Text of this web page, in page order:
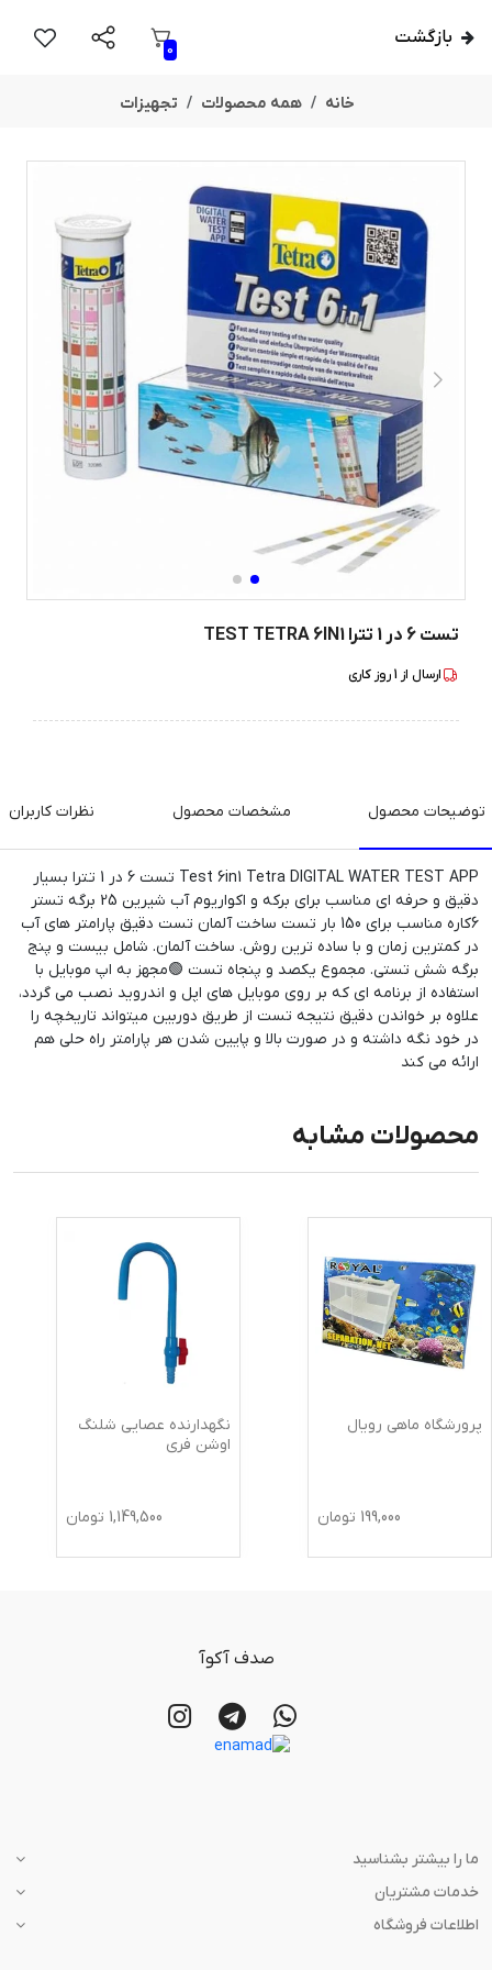
بازگشت
0
خانه همه محصولات تجهیزات
تست 6 در 1 تترا TEST TETRA 6IN1
ارسال از 1روز کاری
توضیحات محصول مشخصات محصول نظرات کاربران
Test 6in1 Tetra DIGITAL WATER TEST APP تست 6 در 1 تترا بسیار
دقیق و حرفه ای مناسب برای برکه و اکواریوم آب شیرین 25 برگه تستر
6کاره مناسب برای 150 بار تست ساخت آلمان تست دقیق پارامتر های آب
در کمترین زمان و با ساده ترین روش. ساخت آلمان. شامل بیست و پنج
برگه شش تستی. مجموع یکصد و پنجاه تست 🟢مجهز به اپ موبایل با
استفاده از برنامه ای که بر روی موبایل های اپل و اندروید نصب می گردد،
علاوه بر خواندن دقیق نتیجه تست از طریق دوربین میتواند تاریخچه را
در خود نگه داشته و در صورت بالا و پایین شدن هر پارامتر راه حلی هم
ارائه می کند
محصولات مشابه
پرورشگاه ماهی رویال
199,000 تومان
نگهدارنده عصایی شلنگ
اوشن فری
1,149,500 تومان
صدف آکوآ
ما را بیشتر بشناسید
خدمات مشتریان
اطلاعات فروشگاه